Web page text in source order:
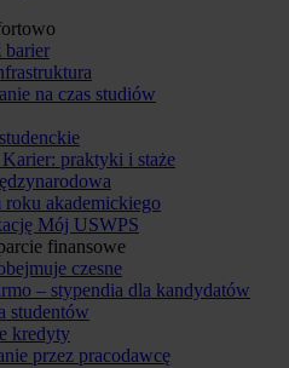
barier
na czas studiów
praktyki i staże
akademickiego
Mój USWPS
finansowe
czesne
– stypendia dla kandydatów
studentów
kredyty
przez pracodawcę